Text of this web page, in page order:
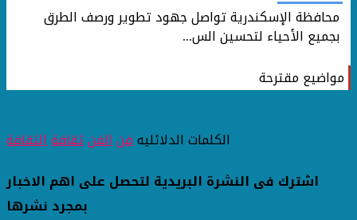
محافظة الإسكندرية تواصل جهود تطوير ورصف الطرق
بجميع الأحياء لتحسين الس...
مواضيع مقترحة
الكلمات الدلائليهفنالفنثقافةالثقافة
اشترك فى النشرة البريدية لتحصل على اهم الاخبار
بمجرد نشرها